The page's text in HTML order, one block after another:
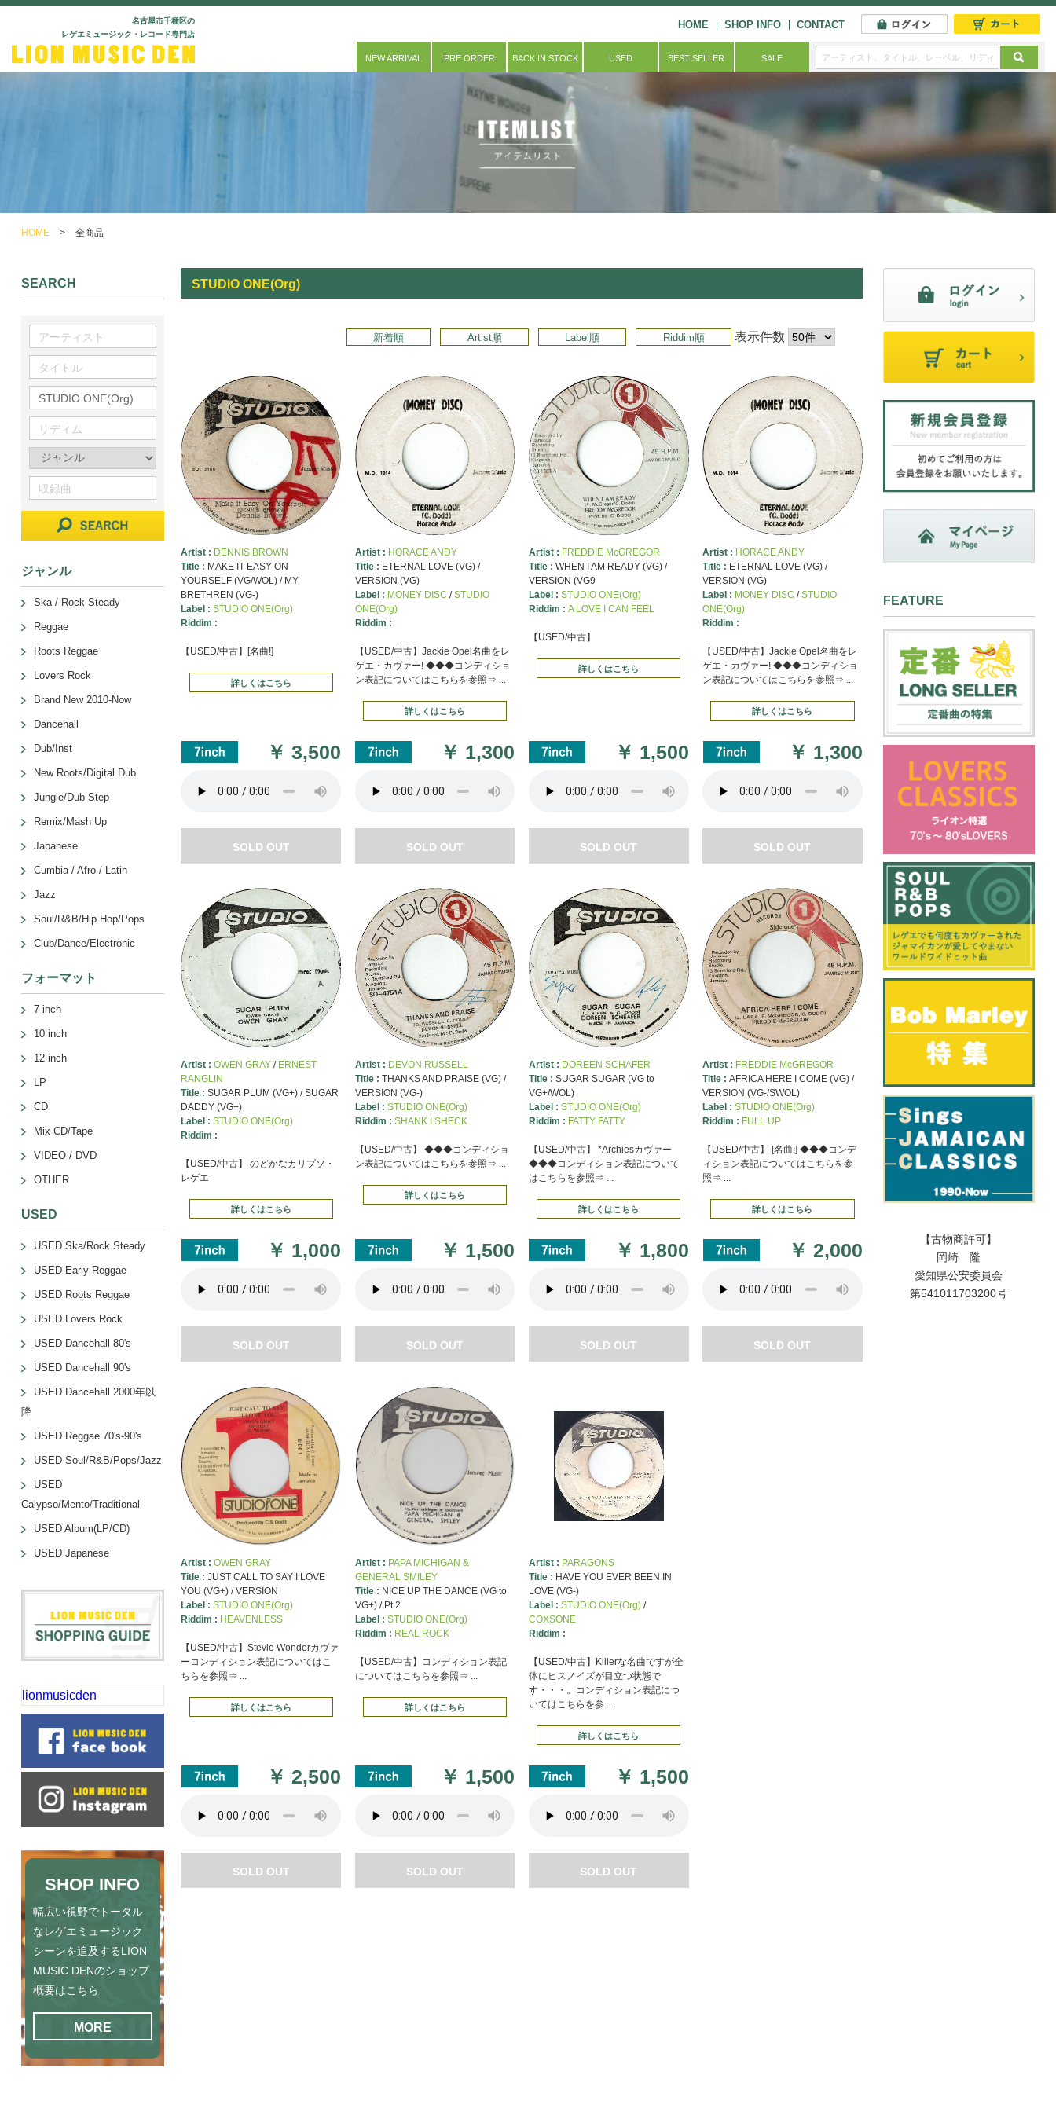
名古屋市千種区の
レゲエミュージック・レコード専門店
HOME SHOP INFO CONTACT
NEW ARRIVAL PRE ORDER BACK IN STOCK USED BEST SELLER SALE
HOME > 全商品
STUDIO ONE(Org)
新着順 Artist順 Label順 Riddim順 表示件数
Artist : DENNIS BROWN
Title : MAKE IT EASY ON
YOURSELF (VG/WOL) / MY
BRETHREN (VG-)
Label :STUDIO ONE(Org)
Riddim :
【USED/中古】[名曲!]
詳しくはこちら
￥3,500
SOLD OUT
Artist : HORACE ANDY
Title : ETERNAL LOVE (VG) /
VERSION (VG)
Label : MONEY DISC /STUDIO
ONE(Org)
Riddim :
【USED/中古】Jackie Opel名曲をレ
ゲエ・カヴァー! ◆◆◆コンディショ
ン表記についてはこちらを参照⇒ ...
詳しくはこちら
￥ 1,300
SOLD OUT
Artist : FREDDIE McGREGOR
Title : WHEN I AM READY (VG) /
VERSION (VG9
Label : STUDIO ONE(Org)
Riddim : A LOVE I CAN FEEL
【USED/中古】
詳しくはこちら
￥ 1,500
SOLD OUT
Artist : HORACE ANDY
Title : ETERNAL LOVE (VG) /
VERSION (VG)
Label : MONEY DISC /STUDIO
ONE(Org)
Riddim :
【USED/中古】Jackie Opel名曲をレ
ゲエ・カヴァー! ◆◆◆コンディショ
ン表記についてはこちらを参照⇒ ...
詳しくはこちら
￥ 1,300
SOLD OUT
Artist :OWEN GRAY / ERNEST
RANGLIN
Title :SUGAR PLUM (VG+) / SUGAR
DADDY (VG+)
Label :STUDIO ONE(Org)
Riddim :
【USED/中古】 のどかなカリプソ・
レゲエ
詳しくはこちら
￥ 1,000
SOLD OUT
Artist : DEVON RUSSELL
Title : THANKS AND PRAISE (VG) /
VERSION (VG-)
Label : STUDIO ONE(Org)
Riddim : SHANK I SHECK
【USED/中古】 ◆◆◆コンディショ
ン表記についてはこちらを参照⇒ ...
詳しくはこちら
￥ 1,500
SOLD OUT
Artist : DOREEN SCHAFER
Title : SUGAR SUGAR (VG to
VG+/WOL)
Label : STUDIO ONE(Org)
Riddim : FATTY FATTY
【USED/中古】 *Archiesカヴァー
◆◆◆コンディション表記について
はこちらを参照⇒ ...
詳しくはこちら
￥ 1,800
SOLD OUT
Artist : FREDDIE McGREGOR
Title : AFRICA HERE I COME (VG) /
VERSION (VG-/SWOL)
Label : STUDIO ONE(Org)
Riddim : FULL UP
【USED/中古】 [名曲!] ◆◆◆コンデ
ィション表記についてはこちらを参
照⇒ ...
詳しくはこちら
￥ 2,000
SOLD OUT
Artist :OWEN GRAY
Title :JUST CALL TO SAY I LOVE
YOU (VG+) / VERSION
Label :STUDIO ONE(Org)
Riddim : HEAVENLESS
【USED/中古】Stevie Wonderカヴァ
ーコンディション表記についてはこ
ちらを参照⇒ ...
詳しくはこちら
￥2,500
SOLD OUT
Artist : PAPA MICHIGAN &
GENERAL SMILEY
Title : NICE UP THE DANCE (VG to
VG+) / Pt.2
Label : STUDIO ONE(Org)
Riddim : REAL ROCK
【USED/中古】コンディション表記
についてはこちらを参照⇒ ...
詳しくはこちら
￥ 1,500
SOLD OUT
Artist : PARAGONS
Title : HAVE YOU EVER BEEN IN
LOVE (VG-)
Label : STUDIO ONE(Org)/
COXSONE
Riddim :
【USED/中古】Killerな名曲ですが全
体にヒスノイズが目立つ状態で
す・・・。コンディション表記につ
いてはこちらを参 ...
詳しくはこちら
￥ 1,500
SOLD OUT
SEARCH
ジャンル
Ska / Rock Steady
Reggae
Roots Reggae
Lovers Rock
Brand New 2010-Now
Dancehall
Dub/Inst
New Roots/Digital Dub
Jungle/Dub Step
Remix/Mash Up
Japanese
Cumbia / Afro / Latin
Jazz
Soul/R&B/Hip Hop/Pops
Club/Dance/Electronic
フォーマット
7 inch
10 inch
12 inch
LP
CD
Mix CD/Tape
VIDEO / DVD
OTHER
USED
USED Ska/Rock Steady
USED Early Reggae
USED Roots Reggae
USED Lovers Rock
USED Dancehall 80's
USED Dancehall 90's
USED Dancehall 2000年以
降
USED Reggae 70's-90's
USED Soul/R&B/Pops/Jazz
USED
Calypso/Mento/Traditional
USED Album(LP/CD)
USED Japanese
lionmusicden
SHOP INFO
幅広い視野でトータル
なレゲエミュージック
シーンを追及するLION
MUSIC DENのショップ
概要はこちら
MORE
FEATURE
【古物商許可】
岡崎 隆
愛知県公安委員会
第541011703200号